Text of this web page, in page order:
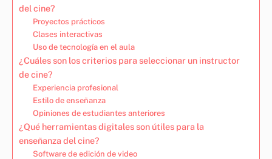
del cine?
Proyectos prácticos
Clases interactivas
Uso de tecnología en el aula
¿Cuáles son los criterios para seleccionar un instructor
de cine?
Experiencia profesional
Estilo de enseñanza
Opiniones de estudiantes anteriores
¿Qué herramientas digitales son útiles para la
enseñanza del cine?
Software de edición de video